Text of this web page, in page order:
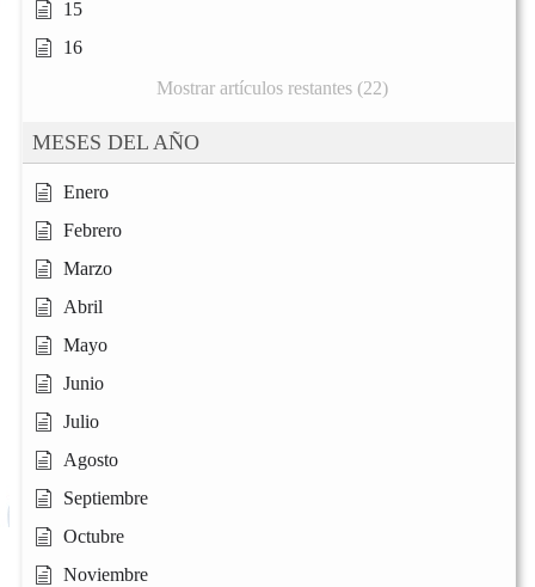
15
16
Mostrar artículos restantes (22)
MESES DEL AÑO
Enero
Febrero
Marzo
Abril
Mayo
Junio
Julio
Agosto
Septiembre
Octubre
Noviembre